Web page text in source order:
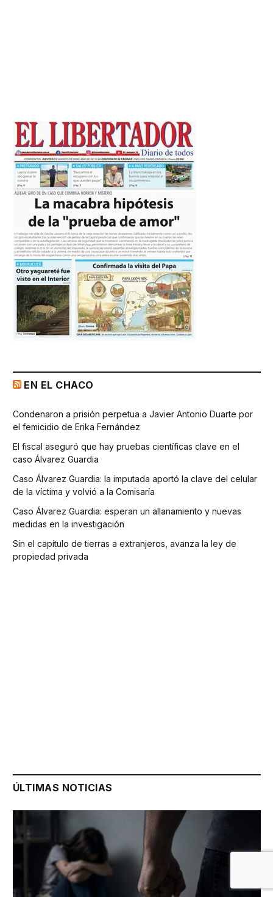
EN EL CHACO
Condenaron a prisión perpetua a Javier Antonio Duarte por
el femicidio de Erika Fernández
El fiscal aseguró que hay pruebas científicas clave en el
caso Álvarez Guardia
Caso Álvarez Guardia: la imputada aportó la clave del celular
de la víctima y volvió a la Comisaría
Caso Álvarez Guardia: esperan un allanamiento y nuevas
medidas en la investigación
Sin el capítulo de tierras a extranjeros, avanza la ley de
propiedad privada
ÚLTIMAS NOTICIAS